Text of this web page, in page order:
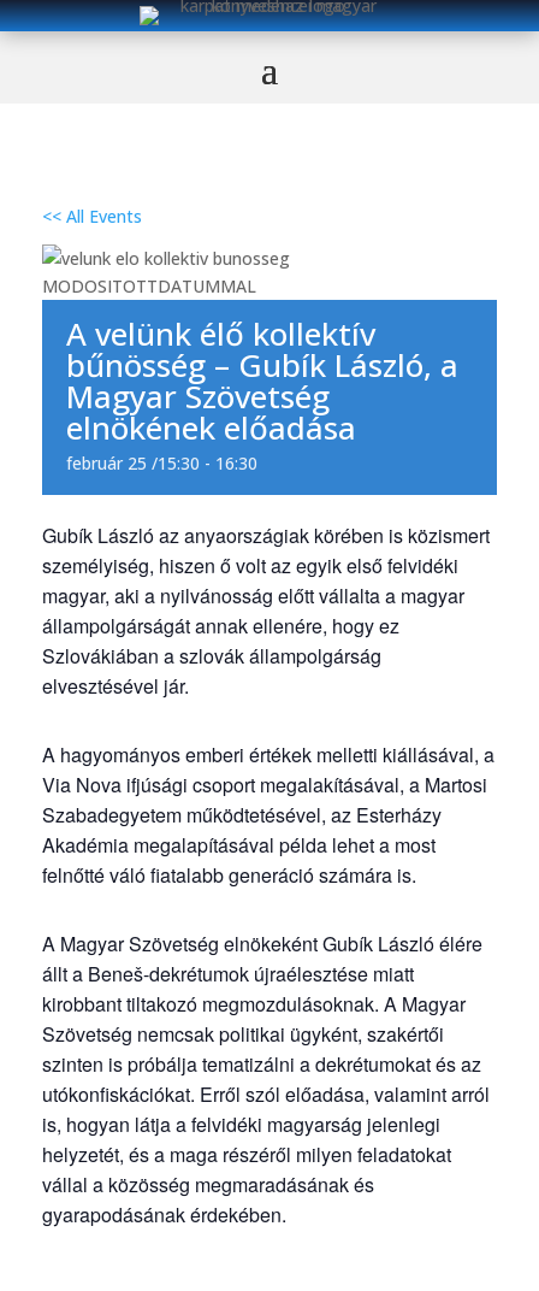
<< All Events
A velünk élő kollektív
bűnösség – Gubík László, a
Magyar Szövetség
elnökének előadása
február 25 /15:30 - 16:30
Gubík László az anyaországiak körében is közismert
személyiség, hiszen ő volt az egyik első felvidéki
magyar, aki a nyilvánosság előtt vállalta a magyar
állampolgárságát annak ellenére, hogy ez
Szlovákiában a szlovák állampolgárság
elvesztésével jár.
A hagyományos emberi értékek melletti kiállásával, a
Via Nova ifjúsági csoport megalakításával, a Martosi
Szabadegyetem működtetésével, az Esterházy
Akadémia megalapításával példa lehet a most
felnőtté váló fiatalabb generáció számára is.
A Magyar Szövetség elnökeként Gubík László élére
állt a Beneš-dekrétumok újraélesztése miatt
kirobbant tiltakozó megmozdulásoknak. A Magyar
Szövetség nemcsak politikai ügyként, szakértői
szinten is próbálja tematizálni a dekrétumokat és az
utókonfiskációkat. Erről szól előadása, valamint arról
is, hogyan látja a felvidéki magyarság jelenlegi
helyzetét, és a maga részéről milyen feladatokat
vállal a közösség megmaradásának és
gyarapodásának érdekében.